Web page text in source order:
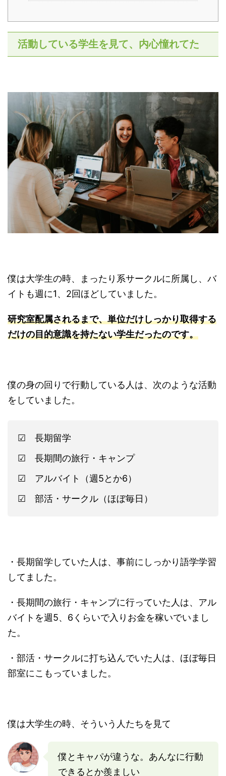
活動している学生を見て、内心憧れてた
僕は大学生の時、まったり系サークルに所属し、バ
イトも週に1、2回ほどしていました。
研究室配属されるまで、単位だけしっかり取得する
だけの目的意識を持たない学生だったのです。
僕の身の回りで行動している人は、次のような活動
をしていました。
☑ 長期留学
☑ 長期間の旅行・キャンプ
☑ アルバイト（週5とか6）
☑ 部活・サークル（ほぼ毎日）
・長期留学していた人は、事前にしっかり語学学習
してました。
・長期間の旅行・キャンプに行っていた人は、アル
バイトを週5、6くらいで入りお金を稼いでいまし
た。
・部活・サークルに打ち込んでいた人は、ほぼ毎日
部室にこもっていました。
僕は大学生の時、そういう人たちを見て
僕とキャパが違うな。あんなに行動
できるとか羨ましい